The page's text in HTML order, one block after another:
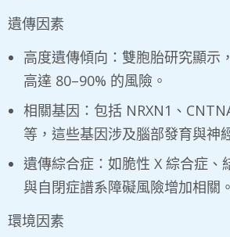
遺傳因素
高度遺傳傾向：雙胞胎研究顯示
高達 80–90% 的風險。
相關基因：包括 NRXN1、
等，這些基因涉及腦部發育與神
遺傳綜合症：如脆性 X 綜合症、
與自閉症譜系障礙風險增加相關。
環境因素